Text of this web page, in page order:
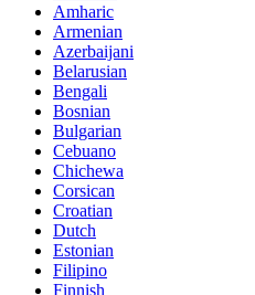
Amharic
Armenian
Azerbaijani
Belarusian
Bengali
Bosnian
Bulgarian
Cebuano
Chichewa
Corsican
Croatian
Dutch
Estonian
Filipino
Finnish